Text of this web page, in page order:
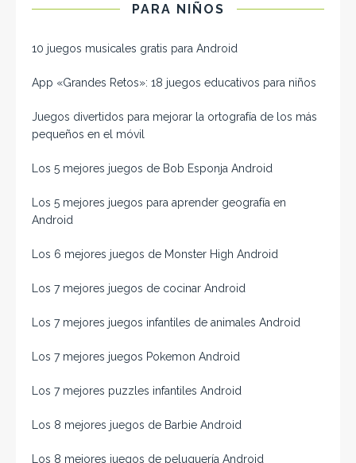
PARA NIÑOS
10 juegos musicales gratis para Android
App «Grandes Retos»: 18 juegos educativos para niños
Juegos divertidos para mejorar la ortografía de los más
pequeños en el móvil
Los 5 mejores juegos de Bob Esponja Android
Los 5 mejores juegos para aprender geografía en
Android
Los 6 mejores juegos de Monster High Android
Los 7 mejores juegos de cocinar Android
Los 7 mejores juegos infantiles de animales Android
Los 7 mejores juegos Pokemon Android
Los 7 mejores puzzles infantiles Android
Los 8 mejores juegos de Barbie Android
Los 8 mejores juegos de peluquería Android